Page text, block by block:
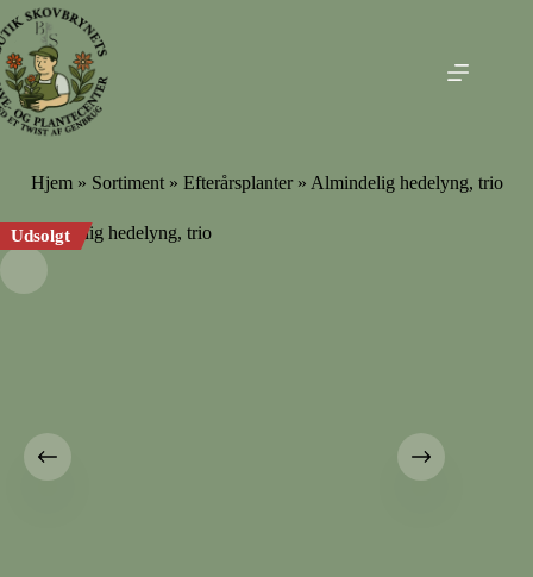
Fortsæt
til
indhold
Hjem» Sortiment» Efterårsplanter» Almindelig hedelyng, trio
Udsolgt